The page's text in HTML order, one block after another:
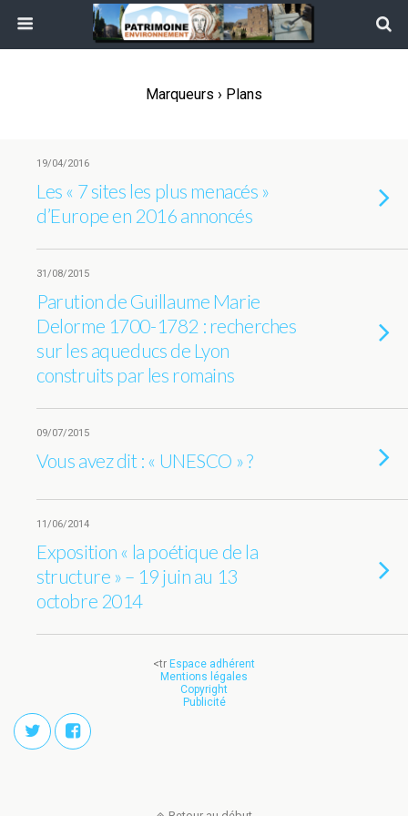
Marqueurs › Plans
19/04/2016
Les « 7 sites les plus menacés »
d’Europe en 2016 annoncés
31/08/2015
Parution de Guillaume Marie
Delorme 1700-1782 : recherches
sur les aqueducs de Lyon
construits par les romains
09/07/2015
Vous avez dit : « UNESCO » ?
11/06/2014
Exposition « la poétique de la
structure » – 19 juin au 13
octobre 2014
<tr Espace adhérent
Mentions légales
Copyright
Publicité